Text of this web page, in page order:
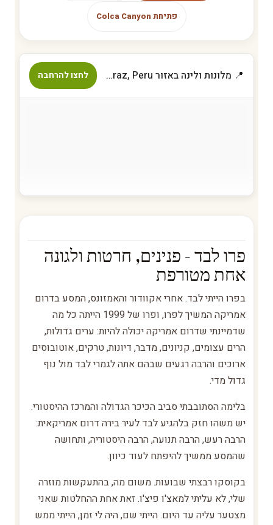
פתיחת Colca Canyon
📍 מלונות ולינה באזור Huaraz, Peru לחצו להרחבה
פרו לבד - פנינים, חרטות ולגונה
אחת מטורפת
בפרו הייתי לבד. אחרי אקוודור והאמזונס, המסע בדרום
אמריקה המשיך לפרו, ופרו של 1999 הייתה כל מה
שדמיינתי שדרום אמריקה יכולה להיות: ערים גדולות,
הרים עצומים, קניונים, מדבר, דיונות, טרקים, אוטובוסים
ארוכים והרבה רגעים שבהם אתה לגמרי לבד מול נוף
גדול מדי.
בלימה הסתובבתי סביב הכיכר הגדולה והמרכז ההיסטורי.
יש משהו חזק בלהגיע לבד לעיר בירה דרום אמריקאית:
הרבה רעש, הרבה תנועה, הרבה היסטוריה, ותחושה
שהמסע ממשיך להיפתח לעוד כיוון.
בקוסקו רבצתי שבועות. משום מה, בהתעקשות מוזרה
שלי, לא עליתי למאצ'ו פיצ'ו. זאת אחת ההחלטות שאני
מצטער עליה עד היום. הייתי שם, היה לי זמן, הייתי ממש